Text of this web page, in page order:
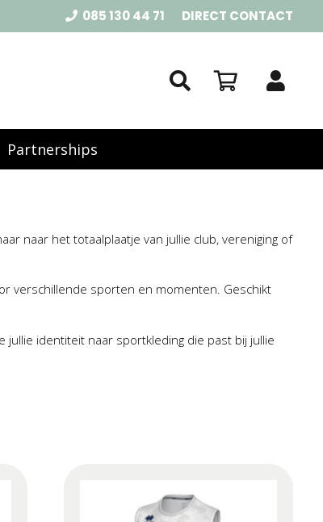
085 130 44 71 DIRECT CONTACT
Partnerships
naar het totaalplaatje van jullie club, vereniging of
verschillende sporten en momenten. Geschikt
jullie identiteit naar sportkleding die past bij jullie